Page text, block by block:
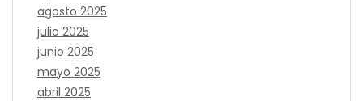
agosto 2025
julio 2025
junio 2025
mayo 2025
abril 2025